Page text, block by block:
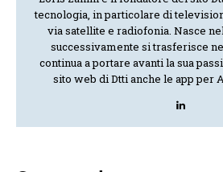
tecnologia, in particolare di
via satellite e radiofonia. Nasce
successivamente si trasferisce
continua a portare avanti la sua
sito web di Dtti anche le app per